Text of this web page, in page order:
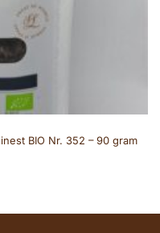
BIO Nr. 352 – 90 gram